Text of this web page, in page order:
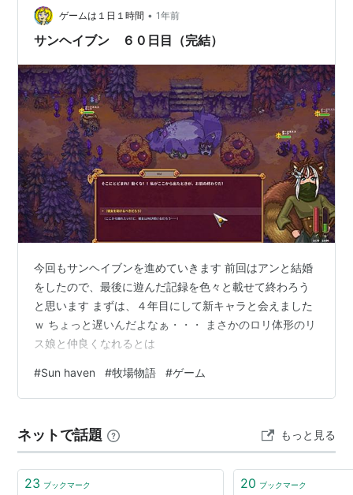
ゲームは１日１時間 • 1年前
サンヘイブン ６０日目（完結）
今回もサンヘイブンを進めていきます 前回はアンと結婚
をしたので、最後に遊んだ記録を色々と載せて終わろう
と思います まずは、４年目にして新キャラと会えました
ｗ ちょっと遅いんだよなぁ・・・ まさかのロリ体形のリ
ス娘と仲良くなれるとは
#Sun haven #牧場物語 #ゲーム
ネットで話題 もっと見る
23 ブックマーク 20 ブックマーク